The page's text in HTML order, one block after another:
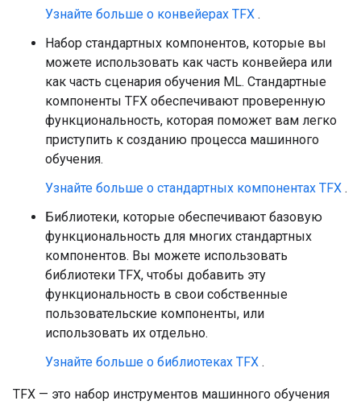
Узнайте больше о конвейерах TFX .
Набор стандартных компонентов, которые вы
можете использовать как часть конвейера или
как часть сценария обучения ML. Стандартные
компоненты TFX обеспечивают проверенную
функциональность, которая поможет вам легко
приступить к созданию процесса машинного
обучения.
Узнайте больше о стандартных компонентах TFX .
Библиотеки, которые обеспечивают базовую
функциональность для многих стандартных
компонентов. Вы можете использовать
библиотеки TFX, чтобы добавить эту
функциональность в свои собственные
пользовательские компоненты, или
использовать их отдельно.
Узнайте больше о библиотеках TFX .
TFX — это набор инструментов машинного обучения